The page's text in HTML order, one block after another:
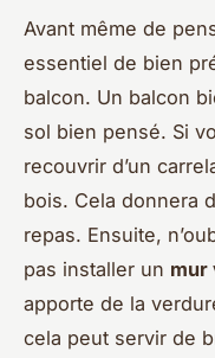
Avant même de
essentiel de bien
balcon. Un balcon
sol bien pensé. Si
recouvrir d’un
bois. Cela donnera
repas. Ensuite,
pas installer un mur
apporte de la
cela peut servir de